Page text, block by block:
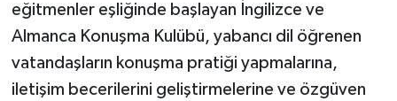
eğitmenler eşliğinde başlayan İngilizce ve
Almanca Konuşma Kulübü, yabancı dil öğrenen
vatandaşların konuşma pratiği yapmalarına,
iletişim becerilerini geliştirmelerine ve özgüven